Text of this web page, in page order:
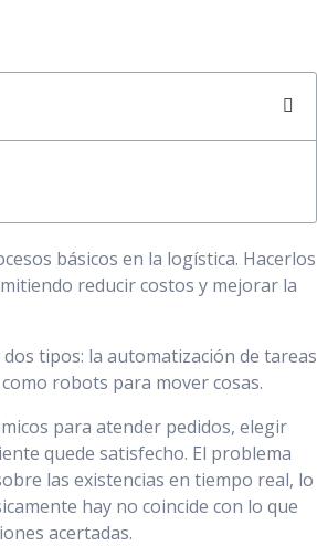
básicos en la logística. Hacerlos
reducir costos y mejorar la
tipos: la automatización de tareas
robots para mover cosas.
para atender pedidos, elegir
quede satisfecho. El problema
las existencias en tiempo real, lo
hay no coincide con lo que
acertadas.